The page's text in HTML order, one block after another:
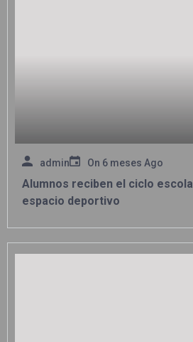
admin On 6 meses Ago
Alumnos reciben el ciclo
espacio deportivo